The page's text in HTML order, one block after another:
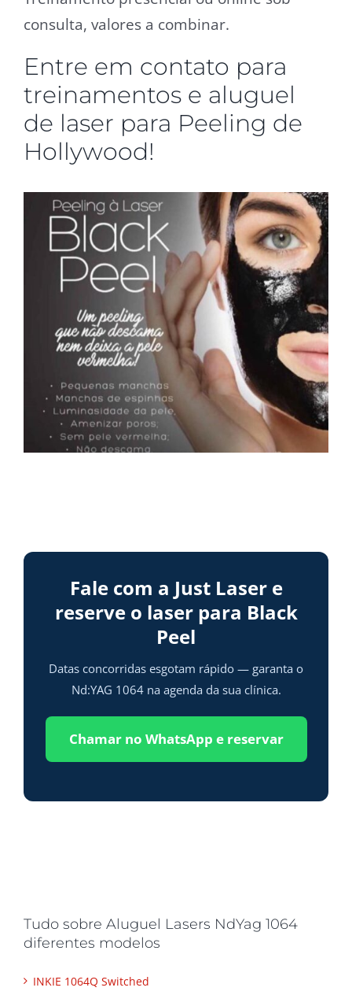
consulta, valores a combinar.
Entre em contato para
treinamentos e aluguel
de laser para Peeling de
Hollywood!
Fale com a Just Laser e
reserve o laser para Black
Peel
Datas concorridas esgotam rápido — garanta o
Nd:YAG 1064 na agenda da sua clínica.
Chamar no WhatsApp e reservar
Tudo sobre Aluguel Lasers NdYag 1064
diferentes modelos
INKIE 1064Q Switched